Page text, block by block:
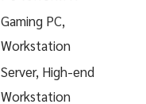
Gaming PC,
Workstation
Server, High-end
Workstation